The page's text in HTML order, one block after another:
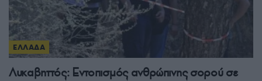
ΕΛΛΑΔΑ
Λυκαβηττός: Εντοπισμός ανθρώπινης σορού σε